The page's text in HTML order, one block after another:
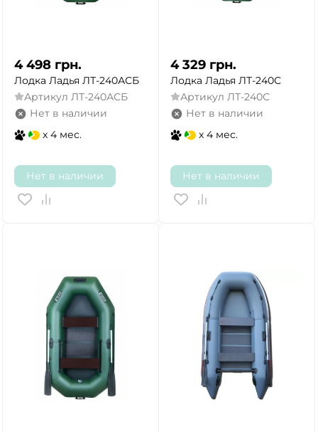
4 498 грн.
Лодка Ладья ЛТ-240АСБ
Артикул ЛТ-240АСБ
Нет в наличии
x 4 мес.
Нет в наличии
4 329 грн.
Лодка Ладья ЛТ-240С
Артикул ЛТ-240С
Нет в наличии
x 4 мес.
Нет в наличии